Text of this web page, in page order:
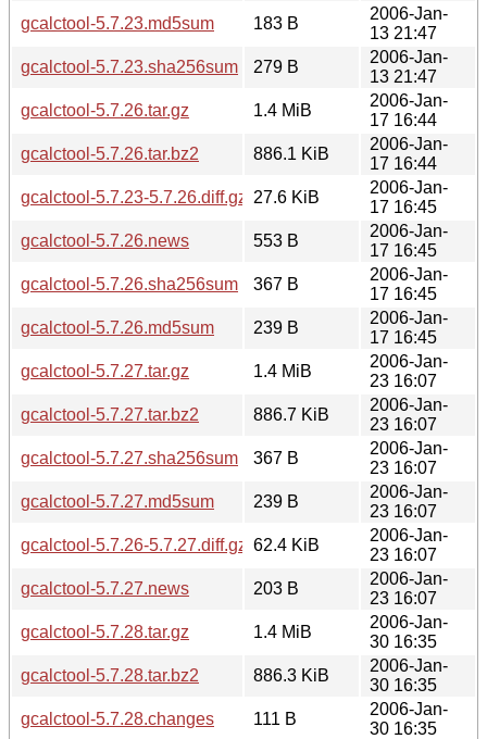
gcalctool-5.7.23.md5sum
183 B
2006-Jan-
13 21:47
gcalctool-5.7.23.sha256sum
279 B
2006-Jan-
13 21:47
gcalctool-5.7.26.tar.gz
1.4 MiB
2006-Jan-
17 16:44
gcalctool-5.7.26.tar.bz2
886.1 KiB
2006-Jan-
17 16:44
gcalctool-5.7.23-5.7.26.diff.gz
27.6 KiB
2006-Jan-
17 16:45
gcalctool-5.7.26.news
553 B
2006-Jan-
17 16:45
gcalctool-5.7.26.sha256sum
367 B
2006-Jan-
17 16:45
gcalctool-5.7.26.md5sum
239 B
2006-Jan-
17 16:45
gcalctool-5.7.27.tar.gz
1.4 MiB
2006-Jan-
23 16:07
gcalctool-5.7.27.tar.bz2
886.7 KiB
2006-Jan-
23 16:07
gcalctool-5.7.27.sha256sum
367 B
2006-Jan-
23 16:07
gcalctool-5.7.27.md5sum
239 B
2006-Jan-
23 16:07
gcalctool-5.7.26-5.7.27.diff.gz 62.4 KiB
2006-Jan-
23 16:07
gcalctool-5.7.27.news
203 B
2006-Jan-
23 16:07
gcalctool-5.7.28.tar.gz
1.4 MiB
2006-Jan-
30 16:35
gcalctool-5.7.28.tar.bz2
886.3 KiB
2006-Jan-
30 16:35
gcalctool-5.7.28.changes
111 B
2006-Jan-
30 16:35